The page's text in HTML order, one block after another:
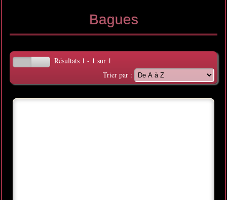
Bagues
Résultats 1 - 1 sur 1
Trier par :